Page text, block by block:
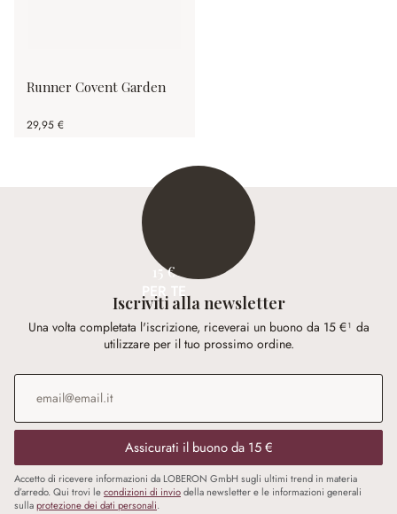
Runner Covent Garden
29,95 €
15 €
PER TE
Iscriviti alla newsletter
Una volta completata l'iscrizione, riceverai un buono da 15 €¹ da
utilizzare per il tuo prossimo ordine.
Indirizzo e-mail
Assicurati il buono da 15 €
Accetto di ricevere informazioni da LOBERON GmbH sugli ultimi trend in materia
d’arredo. Qui trovi lecondizioni di inviodella newsletter e le informazioni generali
sullaprotezione dei dati personali.